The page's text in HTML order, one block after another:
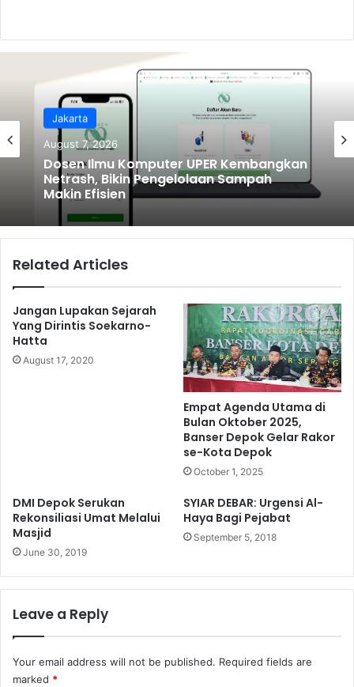
k
Jakarta
August 7, 2026
Dosen Ilmu Komputer UPER Kembangkan
Netrash, Bikin Pengelolaan Sampah
Makin Efisien
Related Articles
Jangan Lupakan Sejarah
Yang Dirintis Soekarno-
Hatta
August 17, 2020
Empat Agenda Utama di
Bulan Oktober 2025,
Banser Depok Gelar Rakor
se-Kota Depok
October 1, 2025
DMI Depok Serukan
Rekonsiliasi Umat Melalui
Masjid
June 30, 2019
SYIAR DEBAR: Urgensi Al-
Haya Bagi Pejabat
September 5, 2018
Leave a Reply
Your email address will not be published. Required fields are
marked *